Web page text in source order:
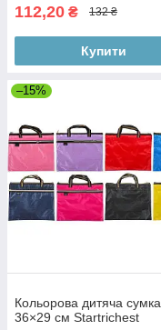
112,20 ₴ 132 ₴
Купити
–15%
Кольорова дитяча сумка
36×29 см Startrichest